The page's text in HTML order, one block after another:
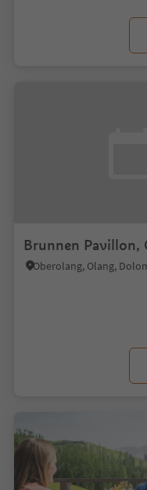
Brunnen Pavillon,